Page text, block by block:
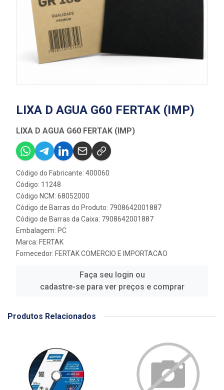
LIXA D AGUA G60 FERTAK (IMP)
LIXA D AGUA G60 FERTAK (IMP)
Código do Fabricante: 400060
Código: 11248
Código NCM: 68052000
Código de Barras do Produto: 7908642001887
Código de Barras da Caixa: 7908642001887
Embalagem: PC
Marca: FERTAK
Fornecedor: FERTAK COMERCIO E IMPORTACAO
Faça seu login ou
cadastre-se para ver preços e comprar
Produtos Relacionados